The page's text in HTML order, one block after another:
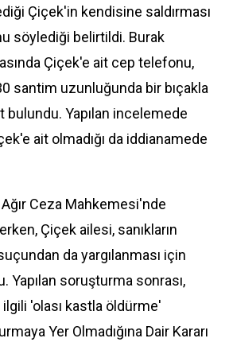
Çiçek'in kendisine saldırması
söylediği belirtildi. Burak
Çiçek'e ait cep telefonu,
santim uzunluğunda bir bıçakla
bulundu. Yapılan incelemede
ait olmadığı da iddianamede
Ağır Ceza Mahkemesi'nde
Çiçek ailesi, sanıkların
da yargılanması için
Yapılan soruşturma sonrası,
'olası kastla öldürme'
Yer Olmadığına Dair Kararı